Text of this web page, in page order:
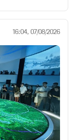
16:04, 07/08/2026